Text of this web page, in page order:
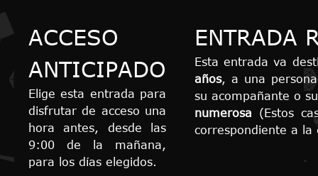
ENTRADA
Esta entrada va
años, a una
su acompañante o
numerosa (Estos
correspondiente a
ACCESO
ANTICIPADO
Elige esta entrada para
disfrutar de acceso una
hora antes, desde las
9:00 de la mañana,
para los días elegidos.